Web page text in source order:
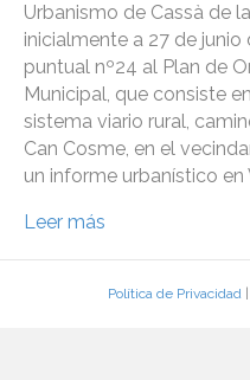
Urbanismo de Cassà de
inicialmente a 27 de
puntual nº24 al Plan de
Municipal, que consiste
sistema viario rural,
Can Cosme, en el
un informe urbanístico en
Leer más
Política de Privacidad|